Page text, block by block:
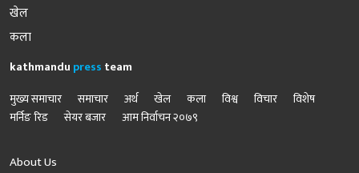
खेल
कला
kathmandu press team
मुख्य समाचार
समाचार अर्थ खेल कला विश्व विचार
विशेष
मर्निङ रिड
सेयर बजार आम निर्वाचन २०७९
About Us